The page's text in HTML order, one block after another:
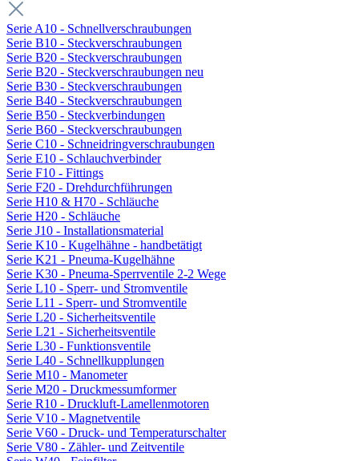
Serie A10 - Schnellverschraubungen
Serie B10 - Steckverschraubungen
Serie B20 - Steckverschraubungen
Serie B20 - Steckverschraubungen neu
Serie B30 - Steckverschraubungen
Serie B40 - Steckverschraubungen
Serie B50 - Steckverbindungen
Serie B60 - Steckverschraubungen
Serie C10 - Schneidringverschraubungen
Serie E10 - Schlauchverbinder
Serie F10 - Fittings
Serie F20 - Drehdurchführungen
Serie H10 & H70 - Schläuche
Serie H20 - Schläuche
Serie J10 - Installationsmaterial
Serie K10 - Kugelhähne - handbetätigt
Serie K21 - Pneuma-Kugelhähne
Serie K30 - Pneuma-Sperrventile 2-2 Wege
Serie L10 - Sperr- und Stromventile
Serie L11 - Sperr- und Stromventile
Serie L20 - Sicherheitsventile
Serie L21 - Sicherheitsventile
Serie L30 - Funktionsventile
Serie L40 - Schnellkupplungen
Serie M10 - Manometer
Serie M20 - Druckmessumformer
Serie R10 - Druckluft-Lamellenmotoren
Serie V10 - Magnetventile
Serie V60 - Druck- und Temperaturschalter
Serie V80 - Zähler- und Zeitventile